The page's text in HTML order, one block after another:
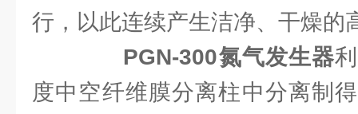
行，以此连续产生洁净、干燥的
PGN-300氮气发生器
度中空纤维膜分离柱中分离制